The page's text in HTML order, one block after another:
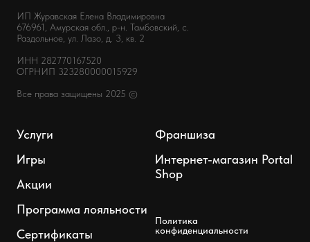
ИП Журавская Елена Владимировна
676961, Амурская обл., р-н. Тамбовский, с.
Раздольное, ул. Лазо, д. 3, кв. 2
ИНН 282770167520
ОГРНИП 323280000015929
Все права защищены 2025 ©
Услуги
Игры
Акции
Программа лояльности
Сертификаты
Франшиза
Интернет-магазин Portal
Shop
Политика
конфиденциальности